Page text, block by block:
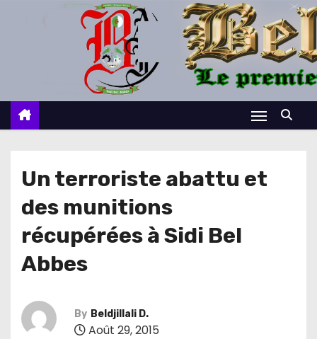
c
Un terroriste abattu et
des munitions
récupérées à Sidi Bel
Abbes
By Beldjillali D.
Août 29, 2015